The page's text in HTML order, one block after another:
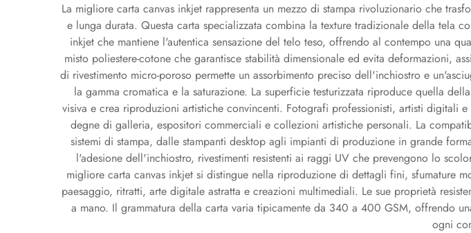
La migliore carta canvas inkjet rappresenta un mezzo di stampa rivoluzionario che
e lunga durata. Questa carta specializzata combina la texture tradizionale della tela
inkjet che mantiene l'autentica sensazione del telo teso, offrendo al contempo una
misto poliestere-cotone che garantisce stabilità dimensionale ed evita deformazioni,
di rivestimento micro-poroso permette un assorbimento preciso dell'inchiostro e
la gamma cromatica e la saturazione. La superficie testurizzata riproduce quella
visiva e crea riproduzioni artistiche convincenti. Fotografi professionisti, artisti digitali
degne di galleria, espositori commerciali e collezioni artistiche personali. La
sistemi di stampa, dalle stampanti desktop agli impianti di produzione in grande
l'adesione dell'inchiostro, rivestimenti resistenti ai raggi UV che prevengono lo
migliore carta canvas inkjet si distingue nella riproduzione di dettagli fini,
paesaggio, ritratti, arte digitale astratta e creazioni multimediali. Le sue proprietà
a mano. Il grammatura della carta varia tipicamente da 340 a 400 GSM, offrendo
ogni